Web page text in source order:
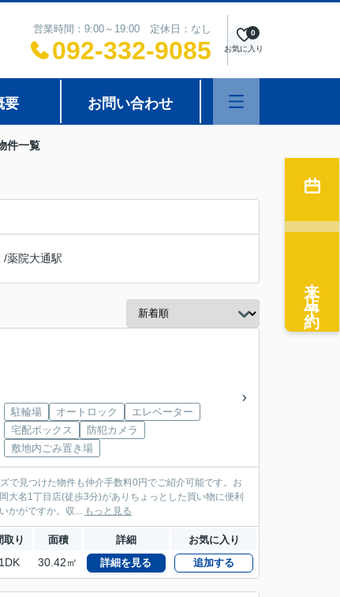
営業時間：9:00～19:00 定休日：なし
092-332-9085 お気に入り
0
要 お問い合わせ
件一覧
/薬院大通駅
駐輪場 オートロック
エレベーター
宅配ボックス
防犯カメラ
敷地内ごみ置き場
で見つけた物件も仲介手数料0円でご紹介可能です。お
名1丁目店(徒歩3分)がありちょっとした買い物に便利
かがですか。収... もっと見る
取り 面積 詳細 お気に入り
1DK 30.42㎡ 詳細を見る 追加する
来店予約